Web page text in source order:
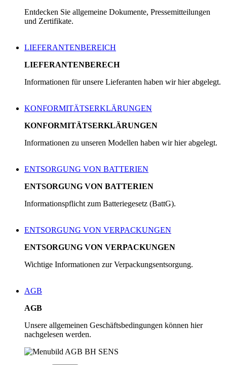
Entdecken Sie allgemeine Dokumente, Pressemitteilungen
und Zertifikate.
LIEFERANTENBEREICH
LIEFERANTENBERECH
Informationen für unsere Lieferanten haben wir hier abgelegt.
KONFORMITÄTSERKLÄRUNGEN
KONFORMITÄTSERKLÄRUNGEN
Informationen zu unseren Modellen haben wir hier abgelegt.
ENTSORGUNG VON BATTERIEN
ENTSORGUNG VON BATTERIEN
Informationspflicht zum Batteriegesetz (BattG).
ENTSORGUNG VON VERPACKUNGEN
ENTSORGUNG VON VERPACKUNGEN
Wichtige Informationen zur Verpackungsentsorgung.
AGB
AGB
Unsere allgemeinen Geschäftsbedingungen können hier
nachgelesen werden.